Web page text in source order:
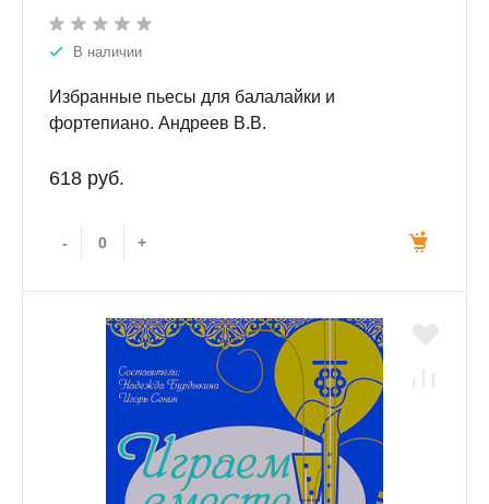
В наличии
Избранные пьесы для балалайки и
фортепиано. Андреев В.В.
618 руб.
- +